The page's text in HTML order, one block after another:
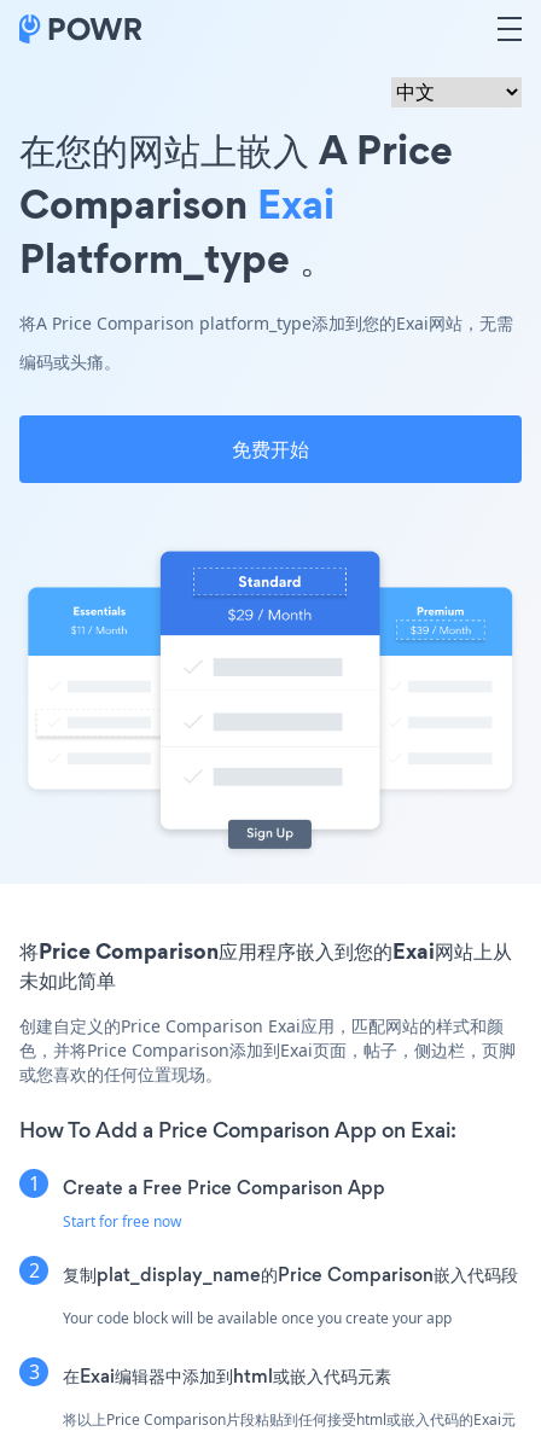
在您的网站上嵌入 A Price
Comparison Exai
Platform_type 。
将A Price Comparison platform_type添加到您的Exai网站，无需
编码或头痛。
免费开始
将Price Comparison应用程序嵌入到您的Exai网站上从
未如此简单
创建自定义的Price Comparison Exai应用，匹配网站的样式和颜
色，并将Price Comparison添加到Exai页面，帖子，侧边栏，页脚
或您喜欢的任何位置现场。
How To Add a Price Comparison App on Exai:
Create a Free Price Comparison App
Start for free now
复制plat_display_name的Price Comparison嵌入代码段
Your code block will be available once you create your app
在Exai编辑器中添加到html或嵌入代码元素
将以上Price Comparison片段粘贴到任何接受html或嵌入代码的Exai元